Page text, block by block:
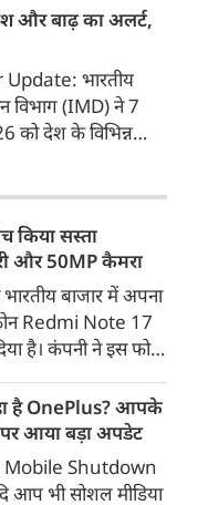
जा चुकी है। इस बीच
हेमंत सोरेन ने
की सहायता के
रुपए देने की घोषणा
और बाढ़ का अलर्ट,
भारतीय
विभाग (IMD) ने 7
को देश के विभिन्न
में मूसलाधार
जारी की है।
के तटीय इलाकों से
के मैदानी व पहाड़ी
24 से 48 घंटों के
से अत्यधिक भारी बारिश
किया सस्ता
और 50MP कैमरा
बाजार में अपना
Redmi Note 17
है। कंपनी ने इस फोन
की बड़ी बैटरी
Snapdragon
पेश किया है। फोन में
कैमरा दिया गया है।
है OnePlus? आपके
आया बड़ा अपडेट
Mobile Shutdown
आप भी सोशल मीडिया